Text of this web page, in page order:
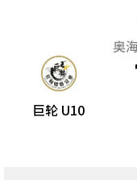
奥
巨轮 U10